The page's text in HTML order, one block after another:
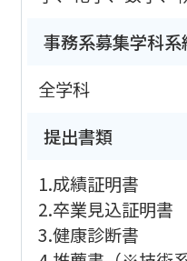
事務系募集学科系
全学科
提出書類
1.成績証明書
2.卒業見込証明書
3.健康診断書